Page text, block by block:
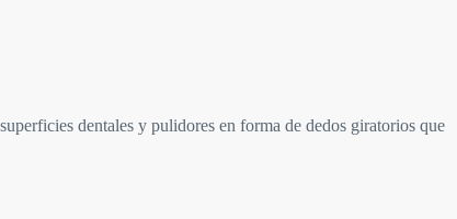
dentales y pulidores en forma de dedos giratorios que